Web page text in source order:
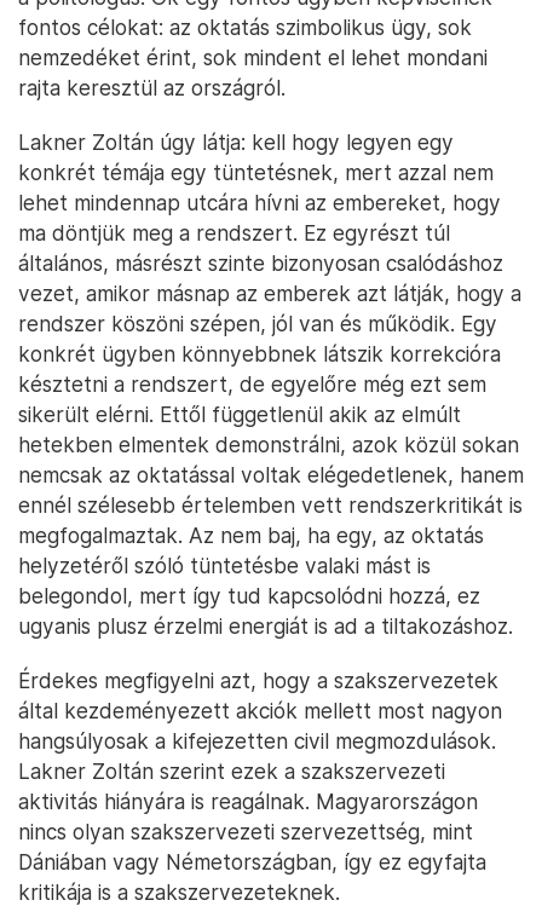
fontos célokat: az oktatás szimbolikus ügy, sok
nemzedéket érint, sok mindent el lehet mondani
rajta keresztül az országról.
Lakner Zoltán úgy látja: kell hogy legyen egy
konkrét témája egy tüntetésnek, mert azzal nem
lehet mindennap utcára hívni az embereket, hogy
ma döntjük meg a rendszert. Ez egyrészt túl
általános, másrészt szinte bizonyosan csalódáshoz
vezet, amikor másnap az emberek azt látják, hogy a
rendszer köszöni szépen, jól van és működik. Egy
konkrét ügyben könnyebbnek látszik korrekcióra
késztetni a rendszert, de egyelőre még ezt sem
sikerült elérni. Ettől függetlenül akik az elmúlt
hetekben elmentek demonstrálni, azok közül sokan
nemcsak az oktatással voltak elégedetlenek, hanem
ennél szélesebb értelemben vett rendszerkritikát is
megfogalmaztak. Az nem baj, ha egy, az oktatás
helyzetéről szóló tüntetésbe valaki mást is
belegondol, mert így tud kapcsolódni hozzá, ez
ugyanis plusz érzelmi energiát is ad a tiltakozáshoz.
Érdekes megfigyelni azt, hogy a szakszervezetek
által kezdeményezett akciók mellett most nagyon
hangsúlyosak a kifejezetten civil megmozdulások.
Lakner Zoltán szerint ezek a szakszervezeti
aktivitás hiányára is reagálnak. Magyarországon
nincs olyan szakszervezeti szervezettség, mint
Dániában vagy Németországban, így ez egyfajta
kritikája is a szakszervezeteknek.